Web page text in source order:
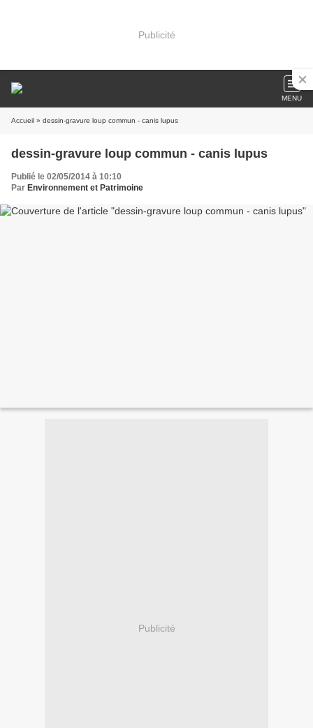
Publicité
MENU
Accueil » dessin-gravure loup commun - canis lupus
dessin-gravure loup commun - canis lupus
Publié le 02/05/2014 à 10:10
Par Environnement et Patrimoine
Publicité